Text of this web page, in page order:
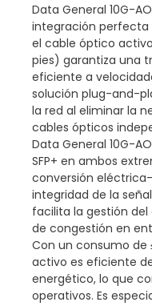
Data General 10G-
integración perfecta
el cable óptico activo
pies) garantiza una
eficiente a
solución plug-and-
la red al eliminar la
cables ópticos
Data General 10G-
SFP+ en ambos
conversión
integridad de la
facilita la gestión del
de congestión en
Con un consumo de
activo es eficiente
energético, lo que
operativos. Es